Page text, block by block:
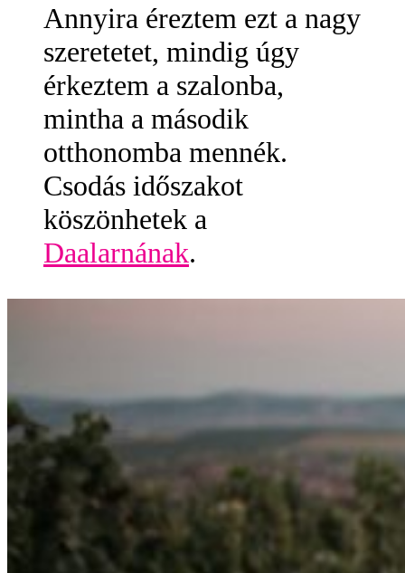
Annyira éreztem ezt a nagy
szeretetet, mindig úgy
érkeztem a szalonba,
mintha a második
otthonomba mennék.
Csodás időszakot
köszönhetek a
Daalarnának.